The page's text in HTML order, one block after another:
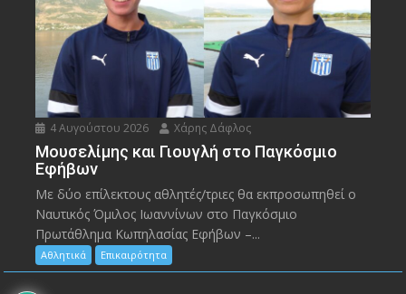
4 Αυγούστου 2026 Χάρης Δάφλος
Μουσελίμης και Γιουγλή στο Παγκόσμιο
Εφήβων
Mε δύο επίλεκτους αθλητές/τριες θα εκπροσωπηθεί ο
Ναυτικός Όμιλος Ιωαννίνων στο Παγκόσμιο
Πρωτάθλημα Κωπηλασίας Εφήβων –...
Αθλητικά Επικαιρότητα